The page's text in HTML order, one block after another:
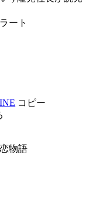
ート
コピー
物語